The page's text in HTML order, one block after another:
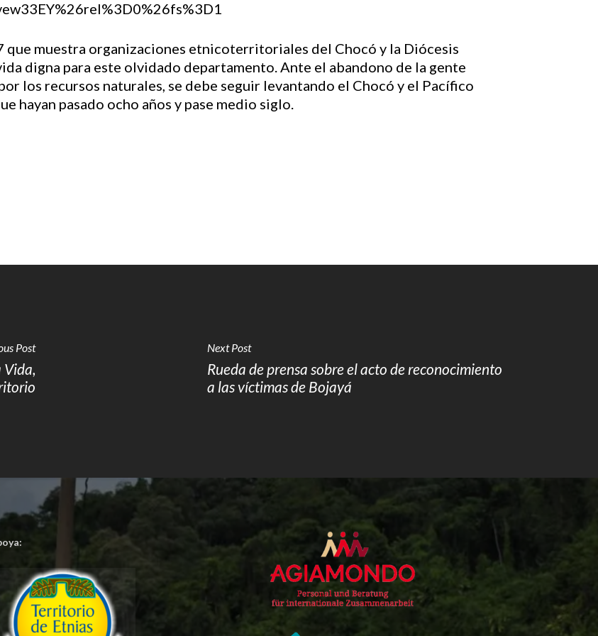
que muestra organizaciones etnicoterritoriales del Chocó y la Diócesis
digna para este olvidado departamento. Ante el abandono de la gente
los recursos naturales, se debe seguir levantando el Chocó y el Pacífico
hayan pasado ocho años y pase medio siglo.
Post
Vida,
Next Post
Rueda de prensa sobre el acto de reconocimiento
a las víctimas de Bojayá